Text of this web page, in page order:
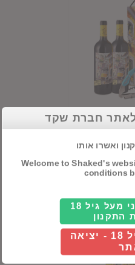
לאתר חברת שקד
ואשרו אותו
Welcome to Shaked's
conditions
אני מצהיר שאני מעל גיל 18
התקנון
אני מתחת לגיל 18 - יציאה